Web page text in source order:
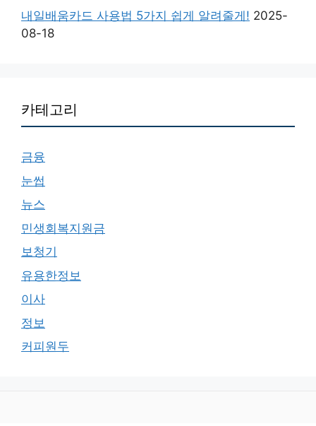
내일배움카드 사용법 5가지 쉽게 알려줄게! 2025-
08-18
카테고리
금융
눈썹
뉴스
민생회복지원금
보청기
유용한정보
이사
정보
커피원두